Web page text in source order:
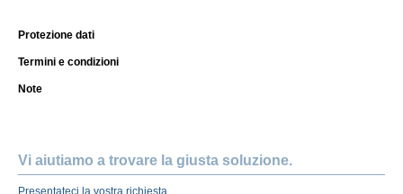
Protezione dati
Termini e condizioni
Note
Vi aiutiamo a trovare la giusta soluzione.
Presentateci la vostra richiesta.